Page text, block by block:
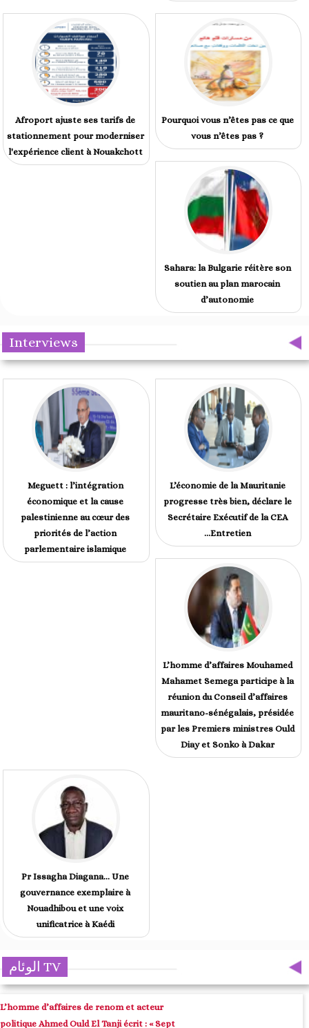
Afroport ajuste ses tarifs de
stationnement pour moderniser
l'expérience client à Nouakchott
Pourquoi vous n’êtes pas ce que
vous n’êtes pas ?
Sahara: la Bulgarie réitère son
soutien au plan marocain
d’autonomie
Interviews
Meguett : l’intégration
économique et la cause
palestinienne au cœur des
priorités de l’action
parlementaire islamique
L’économie de la Mauritanie
progresse très bien, déclare le
Secrétaire Exécutif de la CEA
...Entretien
L’homme d’affaires Mouhamed
Mahamet Semega participe à la
réunion du Conseil d’affaires
mauritano-sénégalais, présidée
par les Premiers ministres Ould
Diay et Sonko à Dakar
Pr Issagha Diagana… Une
gouvernance exemplaire à
Nouadhibou et une voix
unificatrice à Kaédi
الوئام TV
L’homme d’affaires de renom et acteur
politique Ahmed Ould El Tanji écrit : « Sept